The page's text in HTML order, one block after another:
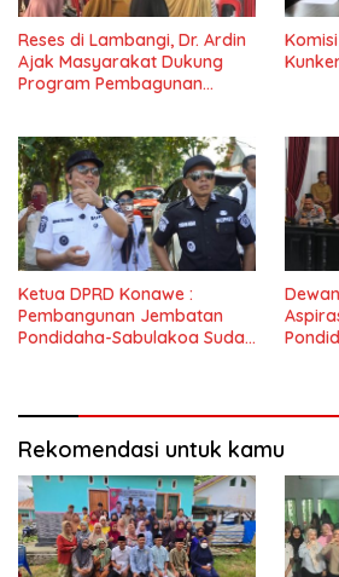
Reses di Lambangi, Dr. Ardin
Ajak Masyarakat Dukung
Program Pembagunan
Ketua DPRD Konawe :
Pembangunan Jembatan
Pondidaha-Sabulakoa Sudah
Rekomendasi untuk kamu